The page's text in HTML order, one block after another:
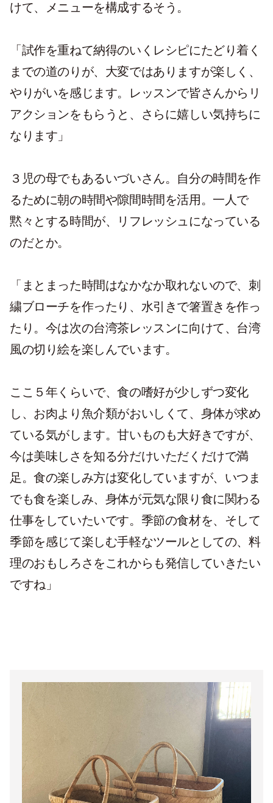
けて、メニューを構成するそう。
「試作を重ねて納得のいくレシピにたどり着く
までの道のりが、大変ではありますが楽しく、
やりがいを感じます。レッスンで皆さんからリ
アクションをもらうと、さらに嬉しい気持ちに
なります」
３児の母でもあるいづいさん。自分の時間を作
るために朝の時間や隙間時間を活用。一人で
黙々とする時間が、リフレッシュになっている
のだとか。
「まとまった時間はなかなか取れないので、刺
繍ブローチを作ったり、水引きで箸置きを作っ
たり。今は次の台湾茶レッスンに向けて、台湾
風の切り絵を楽しんでいます。
ここ５年くらいで、食の嗜好が少しずつ変化
し、お肉より魚介類がおいしくて、身体が求め
ている気がします。甘いものも大好きですが、
今は美味しさを知る分だけいただくだけで満
足。食の楽しみ方は変化していますが、いつま
でも食を楽しみ、身体が元気な限り食に関わる
仕事をしていたいです。季節の食材を、そして
季節を感じて楽しむ手軽なツールとしての、料
理のおもしろさをこれからも発信していきたい
ですね」